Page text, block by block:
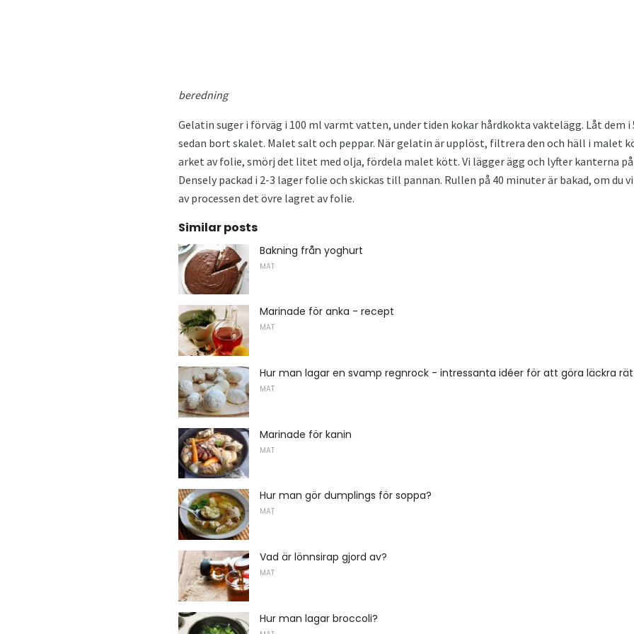
beredning
Gelatin suger i förväg i 100 ml varmt vatten, under tiden kokar hårdkokta vaktelägg. Låt
sedan bort skalet. Malet salt och peppar. När gelatin är upplöst, filtrera den och häll i malet
arket av folie, smörj det litet med olja, fördela malet kött. Vi lägger ägg och lyfter kanterna
Densely packad i 2-3 lager folie och skickas till pannan. Rullen på 40 minuter är bakad, om
av processen det övre lagret av folie.
Similar posts
Bakning från yoghurt
MAT
Marinade för anka - recept
MAT
Hur man lagar en svamp regnrock - intressanta idéer för att göra läckra
MAT
Marinade för kanin
MAT
Hur man gör dumplings för soppa?
MAT
Vad är lönnsirap gjord av?
MAT
Hur man lagar broccoli?